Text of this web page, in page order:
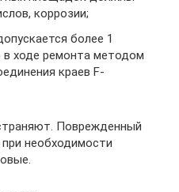
коррозии;
более 1
в ходе ремонта методом
краев F-
Поврежденный
необходимости